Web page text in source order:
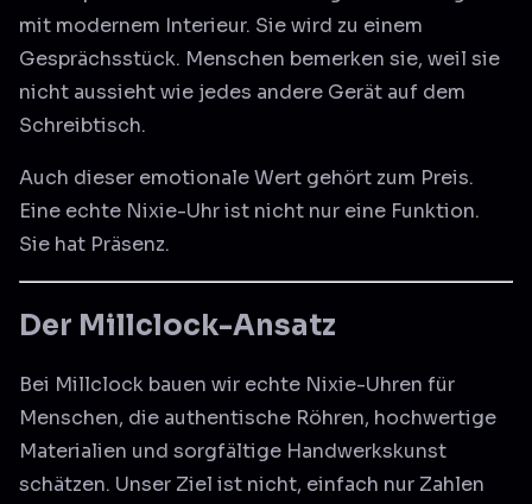
mit modernem Interieur. Sie wird zu einem
Gesprächsstück. Menschen bemerken sie, weil sie
nicht aussieht wie jedes andere Gerät auf dem
Schreibtisch.
Auch dieser emotionale Wert gehört zum Preis.
Eine echte Nixie-Uhr ist nicht nur eine Funktion.
Sie hat Präsenz.
Der Millclock-Ansatz
Bei Millclock bauen wir echte Nixie-Uhren für
Menschen, die authentische Röhren, hochwertige
Materialien und sorgfältige Handwerkskunst
schätzen. Unser Ziel ist nicht, einfach nur Zahlen